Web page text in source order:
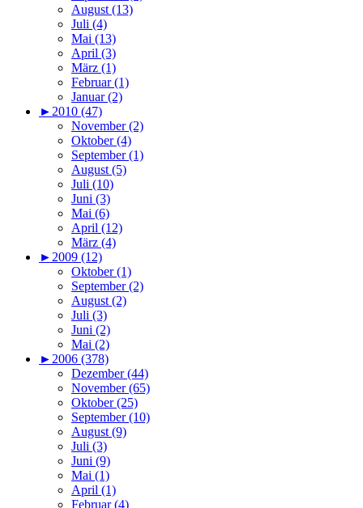
August (13)
Juli (4)
Mai (13)
April (3)
März (1)
Februar (1)
Januar (2)
► 2010 (47)
November (2)
Oktober (4)
September (1)
August (5)
Juli (10)
Juni (3)
Mai (6)
April (12)
März (4)
► 2009 (12)
Oktober (1)
September (2)
August (2)
Juli (3)
Juni (2)
Mai (2)
► 2006 (378)
Dezember (44)
November (65)
Oktober (25)
September (10)
August (9)
Juli (3)
Juni (9)
Mai (1)
April (1)
Februar (4)